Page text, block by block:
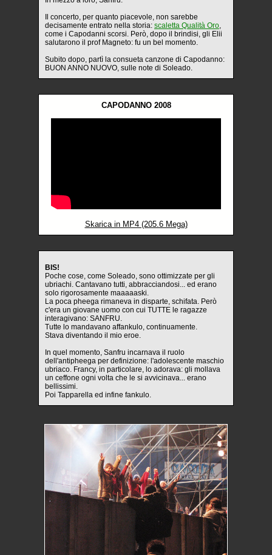
Il concerto, per quanto piacevole, non sarebbe
decisamente entrato nella storia: scaletta Qualità Oro,
come i Capodanni scorsi. Però, dopo il brindisi, gli Elii
salutarono il prof Magneto: fu un bel momento.
Subito dopo, partì la consueta canzone di Capodanno:
BUON ANNO NUOVO, sulle note di Soleado.
CAPODANNO 2008
Skarica in MP4 (205.6 Mega)
BIS!
Poche cose, come Soleado, sono ottimizzate per gli
ubriachi. Cantavano tutti, abbracciandosi... ed erano
solo rigorosamente maaaaaski.
La poca pheega rimaneva in disparte, schifata. Però
c'era un giovane uomo con cui TUTTE le ragazze
interagivano: SANFRU.
Tutte lo mandavano affankulo, continuamente.
Stava diventando il mio eroe.
In quel momento, Sanfru incarnava il ruolo
dell'antipheega per definizione: l'adolescente maschio
ubriaco. Francy, in particolare, lo adorava: gli mollava
un ceffone ogni volta che le si avvicinava... erano
bellissimi.
Poi Tapparella ed infine fankulo.